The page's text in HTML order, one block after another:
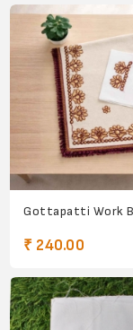
Gottapatti Work
₹ 240.00